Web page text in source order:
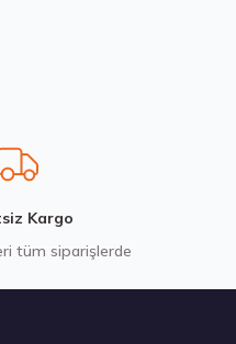
Kargo
tüm siparişlerde